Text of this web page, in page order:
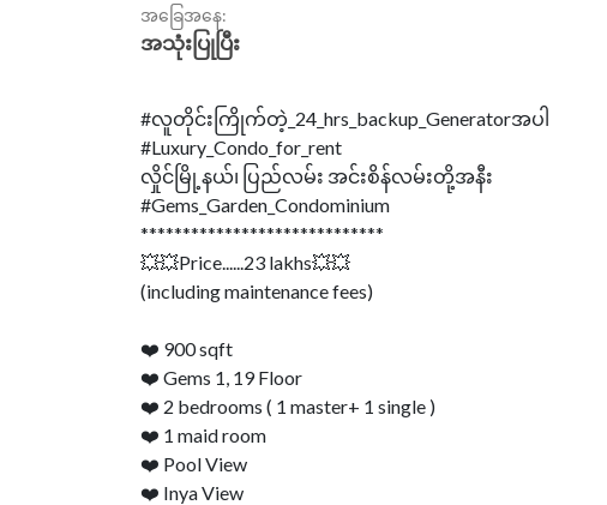
အခြေအနေ:
အသုံးပြုပြီး
#လူတိုင်းကြိုက်တဲ့_24_hrs_backup_Generatorအပါ
#Luxury_Condo_for_rent
လှိုင်မြို့နယ်၊ ပြည်လမ်း အင်းစိန်လမ်းတို့အနီး
#Gems_Garden_Condominium
*****************************
💥💥Price......23 lakhs💥💥
(including maintenance fees)
❤️ 900 sqft
❤️ Gems 1, 19 Floor
❤️ 2 bedrooms ( 1 master+ 1 single )
❤️ 1 maid room
❤️ Pool View
❤️ Inya View